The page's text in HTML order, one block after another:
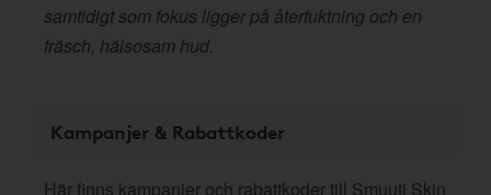
samtidigt som fokus ligger på återfuktning och en
fräsch, hälsosam hud.
Kampanjer & Rabattkoder
Här finns kampanjer och rabattkoder till Smuuti Skin